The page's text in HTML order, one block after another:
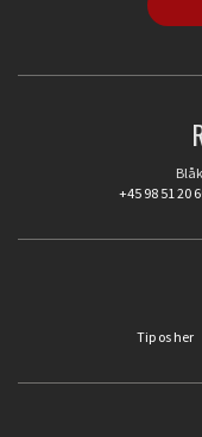
+45 98 51 20
Tip os her